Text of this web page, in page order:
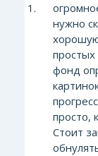
нужно
простых
фонд
просто,
Стоит